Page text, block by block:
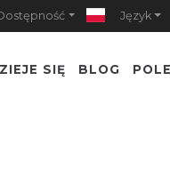
Język
SIĘ BLOG